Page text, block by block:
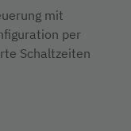
mit
per
Schaltzeiten